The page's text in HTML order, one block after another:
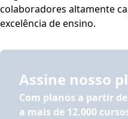
colaboradores altamente
excelência de ensino.
Assine nosso
Com planos a partir de
a mais de 12.000